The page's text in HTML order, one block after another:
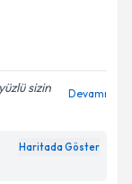
sizin
Devamı
Haritada Göster